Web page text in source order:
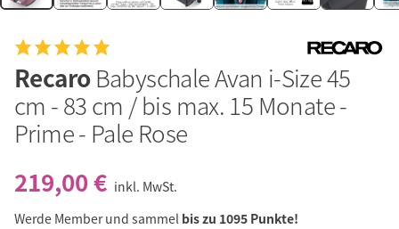
RecaroBabyschale Avan i-Size 45
cm - 83 cm / bis max. 15 Monate -
Prime - Pale Rose
219,00 € inkl. MwSt.
Werde Member und sammel bis zu 1095 Punkte!